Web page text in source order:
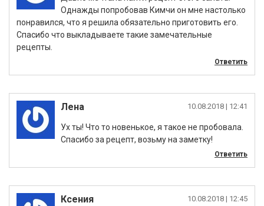
Однажды попробовав Кимчи он мне настолько
понравился, что я решила обязательно приготовить его.
Спасибо что выкладываете такие замечательные
рецепты.
Ответить
Лена |
Ух ты! Что то новенькое, я такое не пробовала.
Спасибо за рецепт, возьму на заметку!
Ответить
Ксения |